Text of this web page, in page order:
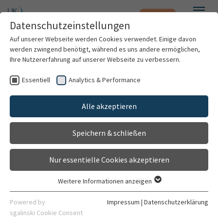
Zum Hauptinhalt springen Notfall
Patienten & Besucher
Kliniken & Institute
Forschung
Karriere
Erkrankungs-Finder
In unserem Erkrankungs-Finder finden Sie alphabetisch
geordnet sämtliche Erkrankungen, die am UKHD
behandelt werden, mit hilfreichen Informationen zu
Symptomen, Ursachen und Therapiemöglichkeiten.
Nach Einrichtung filtern
Datenschutzeinstellungen
Auf unserer Webseite werden Cookies verwendet. Einige davon
werden zwingend benötigt, während es uns andere ermöglichen,
Ihre Nutzererfahrung auf unserer Webseite zu verbessern.
Essentiell Analytics & Performance
Alle akzeptieren
Speichern & schließen
Nur essentielle Cookies akzeptieren
Essentielle Cookies werden für grundlegende Funktionen der
Webseite benötigt. Dadurch ist gewährleistet, dass die
Weitere Informationen anzeigen
Powered by
sgalinski Cookie Consent
Impressum | Datenschutzerklärung